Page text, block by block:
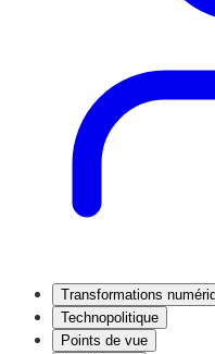
Transformations
Technopolitique
Points de vue